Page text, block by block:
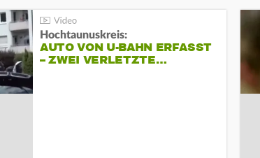
Hochtaunuskreis:
AUTO VON U-BAHN ERFASST
– ZWEI VERLETZTE…